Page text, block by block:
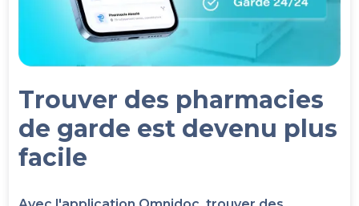
Trouver des pharmacies
de garde est devenu plus
facile